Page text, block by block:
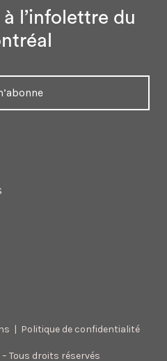
l’infolettre du
| Politique de confidentialité
Tous droits réservés